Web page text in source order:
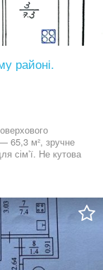
районі.
65,3 м², зручне
сім’ї. Не кутова
на воду,
локація:
лікарня,
доступності.
інтер’єр
Без боргів
на угоду.
торг.